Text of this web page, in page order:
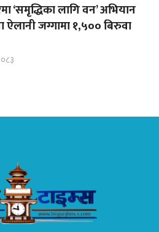
‘समृद्धिका लागि वन’ अभियान
ऐलानी जग्गामा १,५०० बिरुवा